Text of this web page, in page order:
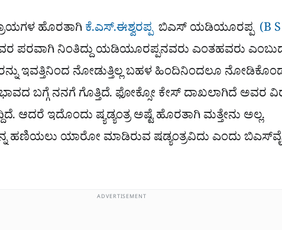
ಹೊರತಾಗಿಕೆ.ಎಸ್​.ಈಶ್ವರಪ್ಪಬಿಎಸ್​ ಯಡಿಯೂರಪ್ಪ (B S
ಪರವಾಗಿ ನಿಂತಿದ್ದು ಯಡಿಯೂರಪ್ಪನವರು ಎಂತಹವರು
ಇವತ್ತಿನಿಂದ ನೋಡುತ್ತಿಲ್ಲ ಬಹಳ ಹಿಂದಿನಿಂದಲೂ
ಬಗ್ಗೆ ನನಗೆ ಗೊತ್ತಿದೆ. ಫೋಕ್ಸೋ ಕೇಸ್ ದಾಖಲಾಗಿದೆ ಅವರ
ಆದರೆ ಇದೊಂದು ಷ್ಯಡ್ಯಂತ್ರ ಅಷ್ಟೆ ಹೊರತಾಗಿ ಮತ್ತೇನು ಅಲ್ಲ.
ಹಣಿಯಲು ಯಾರೋ ಮಾಡಿರುವ ಷಡ್ಯಂತ್ರವಿದು ಎಂದು
ADVERTISEMENT